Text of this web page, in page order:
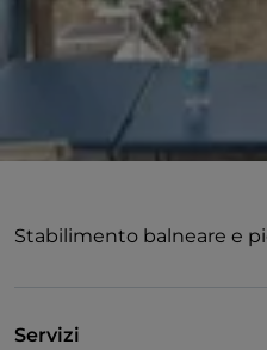
Stabilimento balneare e
Servizi